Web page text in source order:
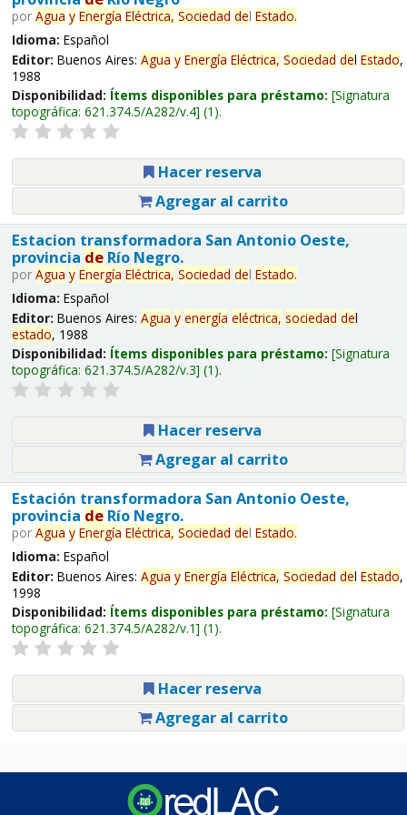
por Agua y Energía Eléctrica, Sociedad del Estado.
Idioma: Español
Editor: Buenos Aires: Agua y Energía Eléctrica, Sociedad del Estado,
1988
Disponibilidad: Ítems disponibles para préstamo: Signatura
topográfica: 621.374.5/A282/v.4 (1).
Hacer reserva
Agregar al carrito
Estacion transformadora San Antonio Oeste,
provincia deRío Negro.
por Agua y Energía Eléctrica, Sociedad del Estado.
Idioma: Español
Editor: Buenos Aires: Agua y energía eléctrica, sociedad del
estado, 1988
Disponibilidad: Ítems disponibles para préstamo: Signatura
topográfica: 621.374.5/A282/v.3 (1).
Hacer reserva
Agregar al carrito
Estación transformadora San Antonio Oeste,
provincia deRío Negro.
por Agua y Energía Eléctrica, Sociedad del Estado.
Idioma: Español
Editor: Buenos Aires: Agua y Energía Eléctrica, Sociedad del Estado,
1998
Disponibilidad: Ítems disponibles para préstamo: Signatura
topográfica: 621.374.5/A282/v.1 (1).
Hacer reserva
Agregar al carrito